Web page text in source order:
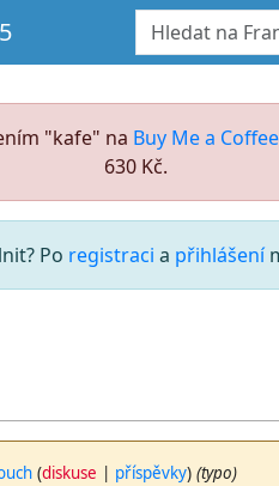
"kafe" na Buy Me a Coffee
630 Kč.
Po registraci a přihlášení
(diskuse | příspěvky) (typo)